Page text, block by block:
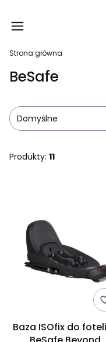
Strona główna
BeSafe
Domyślne
Produkty: 11
Baza ISOfix do